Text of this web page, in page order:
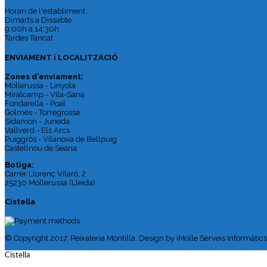
Horari de l'establiment:
Dimarts a Dissabte
9:00h a 14:30h
Tardes Tancat
ENVIAMENT i LOCALITZACIÓ
Zones d'enviament:
Mollerussa - Linyola
Miralcamp - Vila-Sana
Fondarella - Poal
Golmés - Torregrossa
Sidamon - Juneda
Vallverd - Els Arcs
Puiggròs - Vilanova de Bellpuig
Castellnou de Seana
Botiga:
Carrer Llorenç Vilaró, 2
25230 Mollerussa (Lleida)
Cistella
© Copyright 2017. Peixateria Montilla. Design by iMolle Serveis
Cistella